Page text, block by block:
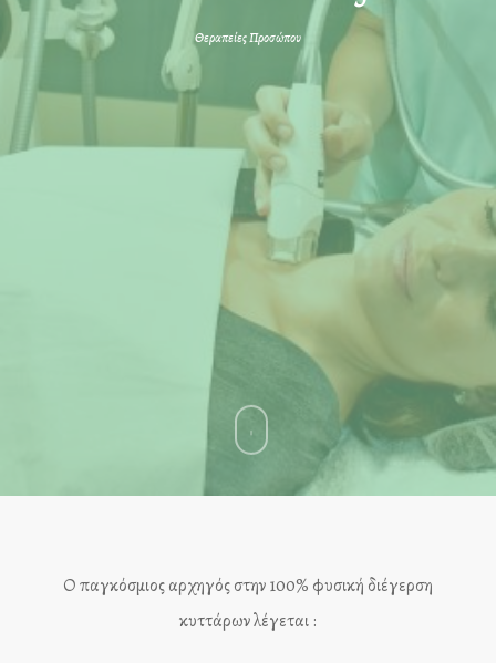
Θεραπείες Προσώπου
Ο παγκόσμιος αρχηγός στην 100% φυσική διέγερση
κυττάρων λέγεται :